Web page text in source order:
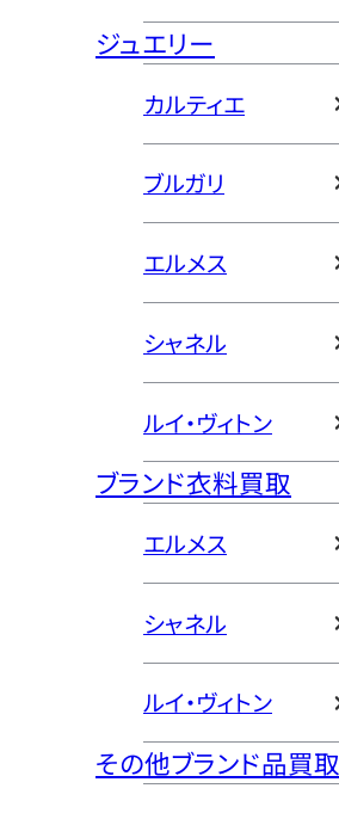
ジュエリー
カルティエ
ブルガリ
エルメス
シャネル
ルイ・ヴィトン
ブランド衣料買取
エルメス
シャネル
ルイ・ヴィトン
その他ブランド品買取